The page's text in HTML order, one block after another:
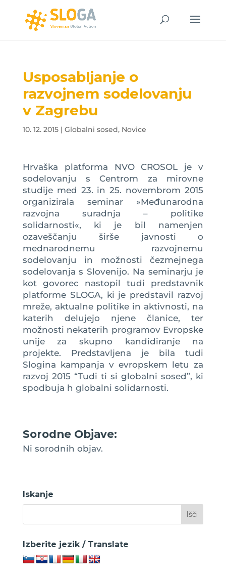
Usposabljanje o
razvojnem sodelovanju
v Zagrebu
10. 12. 2015| Globalni sosed, Novice
Hrvaška platforma NVO CROSOL je v
sodelovanju s Centrom za mirovne
studije med 23. in 25. novembrom 2015
organizirala seminar »Međunarodna
razvojna suradnja – politike
solidarnosti«, ki je bil namenjen
ozaveščanju širše javnosti o
mednarodnemu razvojnemu
sodelovanju in možnosti čezmejnega
sodelovanja s Slovenijo. Na seminarju je
kot govorec nastopil tudi predstavnik
platforme SLOGA, ki je predstavil razvoj
mreže, aktualne politike in aktivnosti, na
katerih delujejo njene članice, ter
možnosti nekaterih programov Evropske
unije za skupno kandidiranje na
projekte. Predstavljena je bila tudi
Slogina kampanja v evropskem letu za
razvoj 2015 “Tudi ti si globalni sosed”, ki
spodbuja h globalni solidarnosti.
Sorodne Objave:
Ni sorodnih objav.
Iskanje
Izberite jezik / Translate